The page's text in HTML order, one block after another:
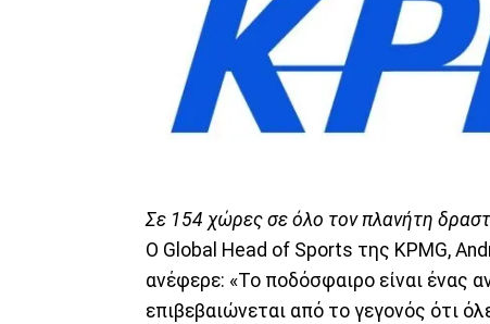
Σε 154 χώρες σε όλο τον πλανήτη
Ο Global Head of Sports της KPMG,
ανέφερε: «Το ποδόσφαιρο είναι ένας
επιβεβαιώνεται από το γεγονός ότι